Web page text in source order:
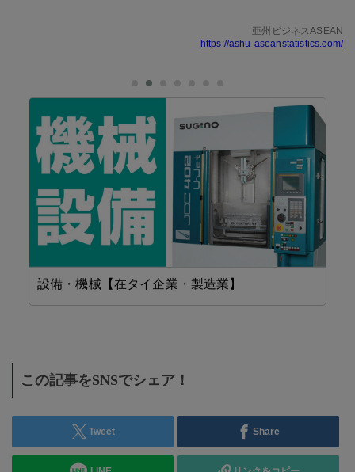
亜州ビジネスASEAN
https://ashu-aseanstatistics.com/
設備・機械【在タイ企業・製造業】
この記事をSNSでシェア！
Tweet Share